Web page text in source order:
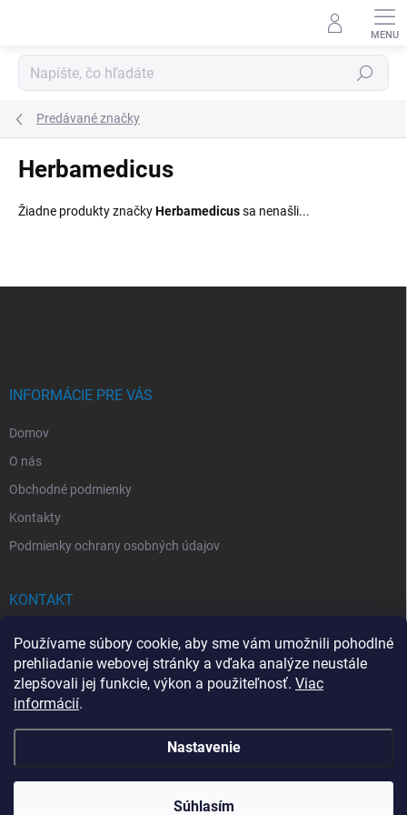
Používame súbory cookie, aby sme vám umožnili pohodlné
prehliadanie webovej stránky a vďaka analýze neustále
zlepšovali jej funkcie, výkon a použiteľnosť. Viac
informácií.
Nastavenie
Súhlasím
Hľadať
Predávané značky
Herbamedicus
Žiadne produkty značkyHerbamedicussa nenašli...
INFORMÁCIE PRE VÁS
Domov
O nás
Obchodné podmienky
Kontakty
Podmienky ochrany osobných údajov
KONTAKT
info@drogerkovo.sk
Copyright 2026Drogerkovo. Všetky práva vyhradené.Upraviť nastavenie
cookies